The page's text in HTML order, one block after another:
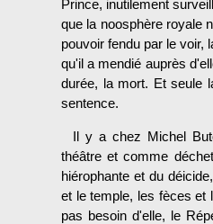
Prince, inutilement
que la noosphère royale
pouvoir fendu par le voir,
qu'il a mendié auprès
durée, la mort. Et seule
sentence.
Il y a chez Michel
théâtre et comme
hiérophante et du
et le temple, les fèces et
pas besoin d'elle, le